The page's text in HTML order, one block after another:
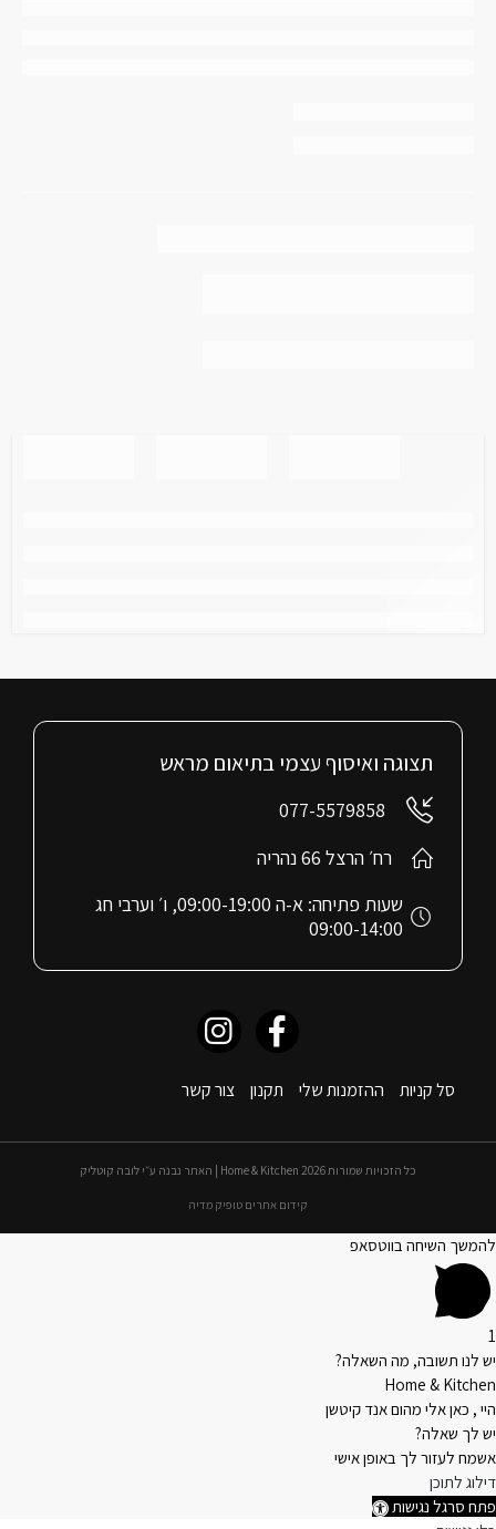
סל קניות ההזמנות שלי תקנון צור קשר
תצוגה ואיסוף עצמי בתיאום מראש
077-5579858
רח׳ הרצל 66 נהריה
שעות פתיחה: א-ה 09:00-19:00, ו׳ וערבי חג
09:00-14:00
כל הזכויות שמורות 2026 Home & Kitchen | האתר נבנה ע״י לובה קוטליק
קידום אתרים טופיק מדיה
להמשך השיחה בווטסאפ
1
יש לנו תשובה, מה השאלה?
Home & Kitchen
היי , כאן אלי מהום אנד קיטשן
יש לך שאלה?
אשמח לעזור לך באופן אישי
דילוג לתוכן
פתח סרגל נגישות